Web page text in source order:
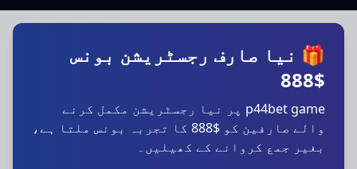
🎁 نیا صارف رجسٹریشن بونس
$888
p44bet game پر نیا رجسٹریشن مکمل کرنے
والے صارفین کو $888 کا تجربہ بونس ملتا ہے،
بغیر جمع کروانے کے کھیلیں۔